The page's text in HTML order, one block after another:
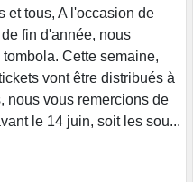
et tous, A l'occasion de
fin d'année, nous
Cette semaine,
vont être distribués à
nous vous remercions de
le 14 juin, soit les sou...